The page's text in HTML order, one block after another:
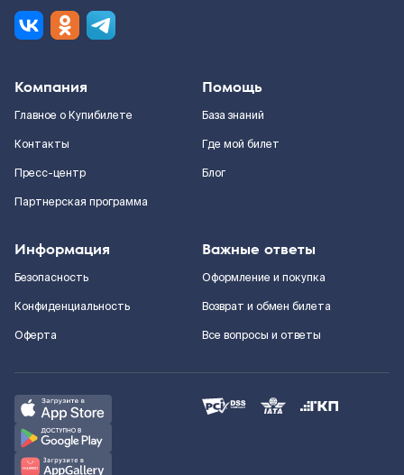
Компания
Главное о Купибилете
Контакты
Пресс-центр
Партнерская программа
Помощь
База знаний
Где мой билет
Блог
Информация
Безопасность
Конфиденциальность
Оферта
Важные ответы
Оформление и покупка
Возврат и обмен билета
Все вопросы и ответы